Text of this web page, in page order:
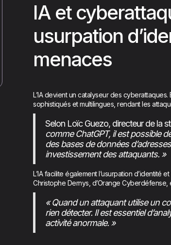
IA et
usurpation
menaces
L’IA devient un catalyseur des
sophistiqués et multilingues, rendant les
Selon Loïc Guezo, directeur de la
comme ChatGPT, il est possible
des bases de données
investissement des attaquants. »
L’IA facilite également l’usurpation d’identité
Christophe Dernys, d’Orange Cyberdéfense,
« Quand un attaquant utilise un
rien détecter. Il est essentiel
activité anormale. »